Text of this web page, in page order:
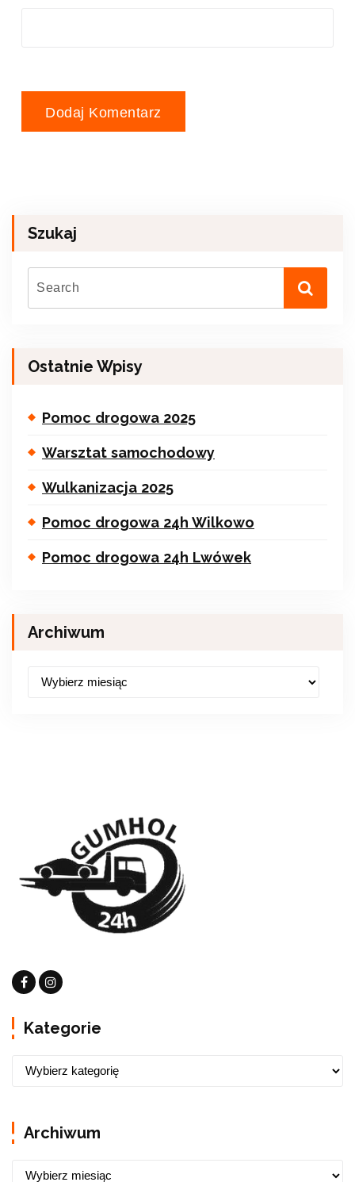
Szukaj
Ostatnie Wpisy
Pomoc drogowa 2025
Warsztat samochodowy
Wulkanizacja 2025
Pomoc drogowa 24h Wilkowo
Pomoc drogowa 24h Lwówek
Archiwum
Kategorie
Archiwum